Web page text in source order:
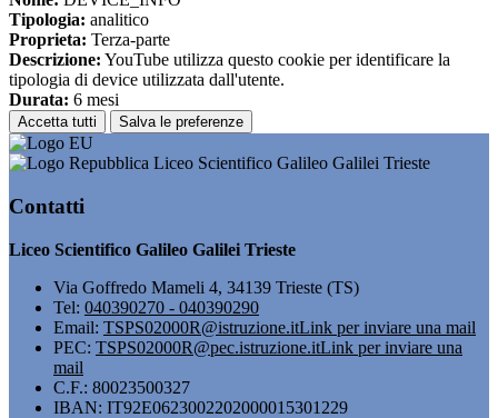
Tipologia: analitico
Proprieta: Terza-parte
Descrizione: YouTube utilizza questo cookie per identificare la
tipologia di device utilizzata dall'utente.
Durata: 6 mesi
Accetta tutti Salva le preferenze
Liceo Scientifico Galileo Galilei Trieste
Contatti
Liceo Scientifico Galileo Galilei Trieste
Via Goffredo Mameli 4, 34139 Trieste (TS)
Tel: 040390270 - 040390290
Email: TSPS02000R@istruzione.itLink per inviare una mail
PEC: TSPS02000R@pec.istruzione.itLink per inviare una
mail
C.F.: 80023500327
IBAN: IT92E0623002202000015301229